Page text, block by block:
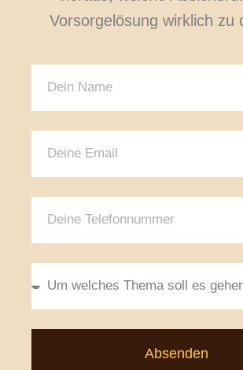
Vorsorgelösung wirklich zu
Absenden